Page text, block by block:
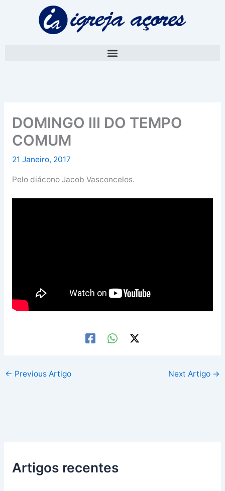
DOMINGO III DO TEMPO
COMUM
21 Janeiro, 2017
Pelo diácono Jacob Vasconcelos.
← Previous Artigo Next Artigo →
Artigos recentes